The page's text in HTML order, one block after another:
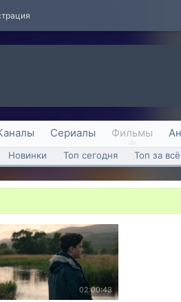
Сериалы Фильмы
Новинки Топ сегодня Топ за
02:00:43